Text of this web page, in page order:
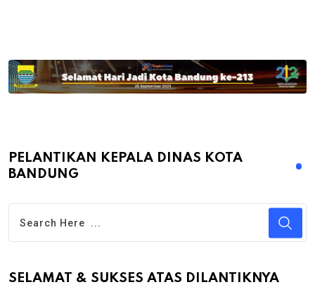
PELANTIKAN KEPALA DINAS KOTA
BANDUNG
SELAMAT & SUKSES ATAS DILANTIKNYA